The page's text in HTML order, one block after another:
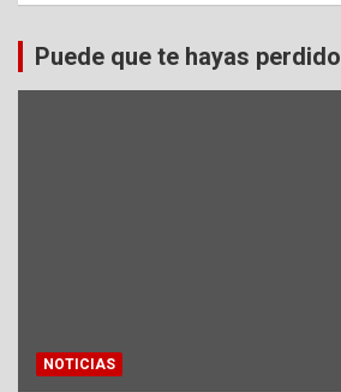
Puede que te hayas perdido
NOTICIAS